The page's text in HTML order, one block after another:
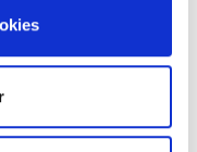
Správa,